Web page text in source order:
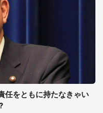
任をともに持たなきゃい